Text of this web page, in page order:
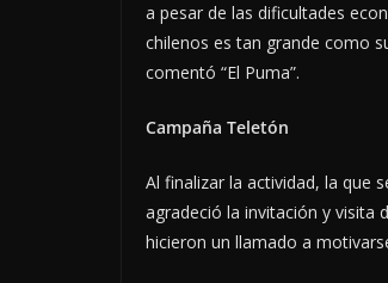
a pesar de las dificultades
chilenos es tan grande como
comentó “El Puma”.
Campaña Teletón
Al finalizar la actividad, la que
agradeció la invitación y visita
hicieron un llamado a